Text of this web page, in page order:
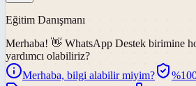
Eğitim Danışmanı
Merhaba! 👋 WhatsApp Destek birimine
yardımcı olabiliriz?
Merhaba, bilgi alabilir miyim?